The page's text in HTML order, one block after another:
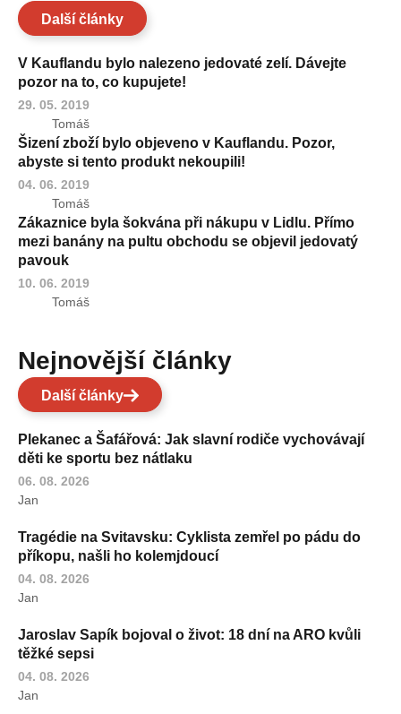
Další články
V Kauflandu bylo nalezeno jedovaté zelí. Dávejte
pozor na to, co kupujete!
29. 05. 2019
Tomáš
Šizení zboží bylo objeveno v Kauflandu. Pozor,
abyste si tento produkt nekoupili!
04. 06. 2019
Tomáš
Zákaznice byla šokvána při nákupu v Lidlu. Přímo
mezi banány na pultu obchodu se objevil jedovatý
pavouk
10. 06. 2019
Tomáš
Nejnovější články
Další články
Plekanec a Šafářová: Jak slavní rodiče vychovávají
děti ke sportu bez nátlaku
06. 08. 2026
Jan
Tragédie na Svitavsku: Cyklista zemřel po pádu do
příkopu, našli ho kolemjdoucí
04. 08. 2026
Jan
Jaroslav Sapík bojoval o život: 18 dní na ARO kvůli
těžké sepsi
04. 08. 2026
Jan